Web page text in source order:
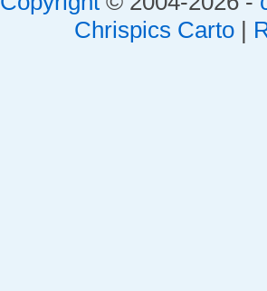
Chrispics Carto|